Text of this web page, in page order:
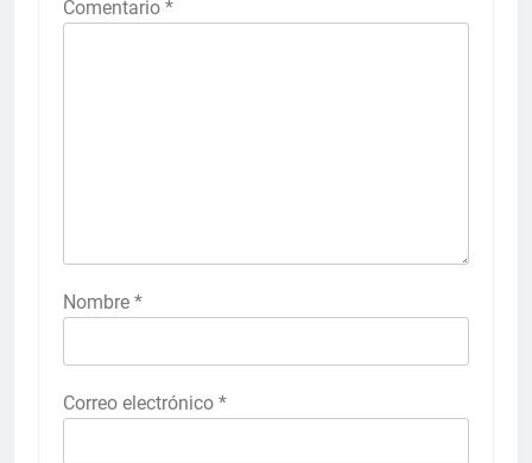
Comentario *
Nombre *
Correo electrónico *